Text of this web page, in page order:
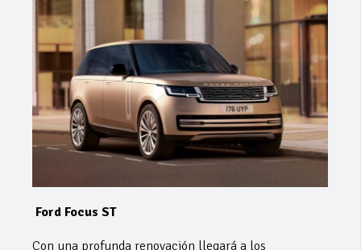
Ford Focus ST
Con una profunda renovación llegará a los